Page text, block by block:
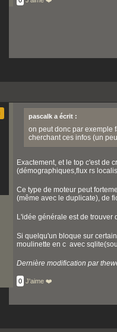
pascalk a écrit :
on peut donc par exemple
cherchant ces infos (un
Exactement, et le top c'est de
(démographiques,flux rs
Ce type de moteur peut
(même avec le duplicate), de
L'idée générale est de trouver
Si quelqu'un bloque sur
moulinette en c avec
Dernière modification par
0 J'aime ❤️